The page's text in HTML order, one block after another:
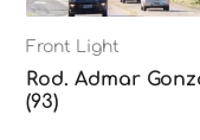
Front Light
Rod. Admar
(93)